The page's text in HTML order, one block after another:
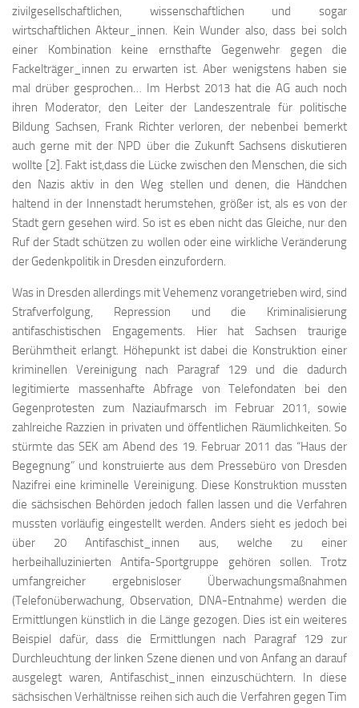
zivilgesellschaftlichen, wissenschaftlichen und sogar
wirtschaftlichen Akteur_innen. Kein Wunder also, dass bei solch
einer Kombination keine ernsthafte Gegenwehr gegen die
Fackelträger_innen zu erwarten ist. Aber wenigstens haben sie
mal drüber gesprochen… Im Herbst 2013 hat die AG auch noch
ihren Moderator, den Leiter der Landeszentrale für politische
Bildung Sachsen, Frank Richter verloren, der nebenbei bemerkt
auch gerne mit der NPD über die Zukunft Sachsens diskutieren
wollte [2]. Fakt ist,dass die Lücke zwischen den Menschen, die sich
den Nazis aktiv in den Weg stellen und denen, die Händchen
haltend in der Innenstadt herumstehen, größer ist, als es von der
Stadt gern gesehen wird. So ist es eben nicht das Gleiche, nur den
Ruf der Stadt schützen zu wollen oder eine wirkliche Veränderung
der Gedenkpolitik in Dresden einzufordern.
Was in Dresden allerdings mit Vehemenz vorangetrieben wird, sind
Strafverfolgung, Repression und die Kriminalisierung
antifaschistischen Engagements. Hier hat Sachsen traurige
Berühmtheit erlangt. Höhepunkt ist dabei die Konstruktion einer
kriminellen Vereinigung nach Paragraf 129 und die dadurch
legitimierte massenhafte Abfrage von Telefondaten bei den
Gegenprotesten zum Naziaufmarsch im Februar 2011, sowie
zahlreiche Razzien in privaten und öffentlichen Räumlichkeiten. So
stürmte das SEK am Abend des 19. Februar 2011 das “Haus der
Begegnung” und konstruierte aus dem Pressebüro von Dresden
Nazifrei eine kriminelle Vereinigung. Diese Konstruktion mussten
die sächsischen Behörden jedoch fallen lassen und die Verfahren
mussten vorläufig eingestellt werden. Anders sieht es jedoch bei
über 20 Antifaschist_innen aus, welche zu einer
herbeihalluzinierten Antifa-Sportgruppe gehören sollen. Trotz
umfangreicher ergebnisloser Überwachungsmaßnahmen
(Telefonüberwachung, Observation, DNA-Entnahme) werden die
Ermittlungen künstlich in die Länge gezogen. Dies ist ein weiteres
Beispiel dafür, dass die Ermittlungen nach Paragraf 129 zur
Durchleuchtung der linken Szene dienen und von Anfang an darauf
ausgelegt waren, Antifaschist_innen einzuschüchtern. In diese
sächsischen Verhältnisse reihen sich auch die Verfahren gegen Tim